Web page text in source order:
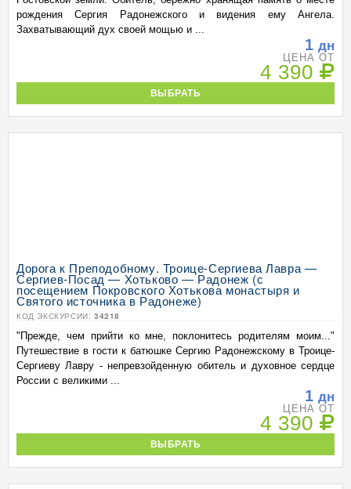
рождения Сергия Радонежского и видения ему Ангела.
Захватывающий дух своей мощью и ...
1 дн
ЦЕНА ОТ
4 390
ВЫБРАТЬ
Дорога к Преподобному. Троице-Сергиева Лавра —
Сергиев-Посад — Хотьково — Радонеж (с
посещением Покровского Хотькова монастыря и
Святого источника в Радонеже)
КОД ЭКСКУРСИИ: 34218
"Прежде, чем прийти ко мне, поклонитесь родителям моим..."
Путешествие в гости к батюшке Сергию Радонежскому в Троице-
Сергиеву Лавру - непревзойденную обитель и духовное сердце
России с великими ...
1 дн
ЦЕНА ОТ
4 390
ВЫБРАТЬ